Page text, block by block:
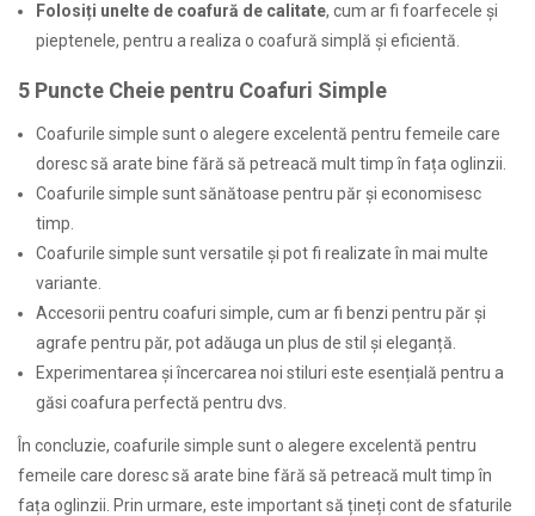
Folosiți unelte de coafură de calitate, cum ar fi foarfecele și
pieptenele, pentru a realiza o coafură simplă și eficientă.
5 Puncte Cheie pentru Coafuri Simple
Coafurile simple sunt o alegere excelentă pentru femeile care
doresc să arate bine fără să petreacă mult timp în fața oglinzii.
Coafurile simple sunt sănătoase pentru păr și economisesc
timp.
Coafurile simple sunt versatile și pot fi realizate în mai multe
variante.
Accesorii pentru coafuri simple, cum ar fi benzi pentru păr și
agrafe pentru păr, pot adăuga un plus de stil și eleganță.
Experimentarea și încercarea noi stiluri este esențială pentru a
găsi coafura perfectă pentru dvs.
În concluzie, coafurile simple sunt o alegere excelentă pentru
femeile care doresc să arate bine fără să petreacă mult timp în
fața oglinzii. Prin urmare, este important să țineți cont de sfaturile